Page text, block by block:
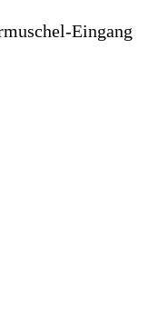
Eingang